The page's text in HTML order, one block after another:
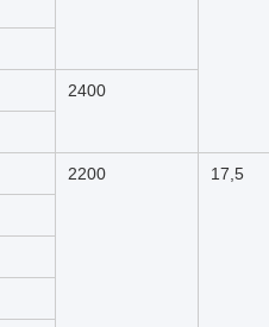
2400
2200 17,5